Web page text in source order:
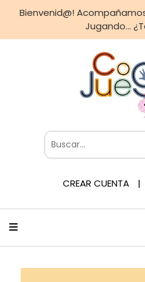
Bienvenid@!
Jugando...
CREAR CUENTA